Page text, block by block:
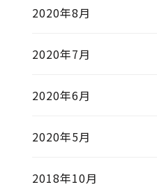
2020年8月
2020年7月
2020年6月
2020年5月
2018年10月